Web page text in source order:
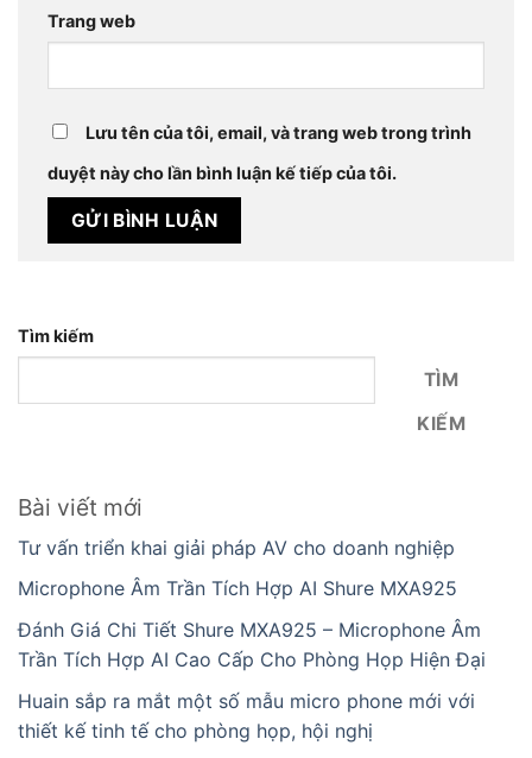
Trang web
Lưu tên của tôi, email, và trang web trong trình
duyệt này cho lần bình luận kế tiếp của tôi.
Tìm kiếm
TÌM
KIẾM
Bài viết mới
Tư vấn triển khai giải pháp AV cho doanh nghiệp
Microphone Âm Trần Tích Hợp AI Shure MXA925
Đánh Giá Chi Tiết Shure MXA925 – Microphone Âm
Trần Tích Hợp AI Cao Cấp Cho Phòng Họp Hiện Đại
Huain sắp ra mắt một số mẫu micro phone mới với
thiết kế tinh tế cho phòng họp, hội nghị